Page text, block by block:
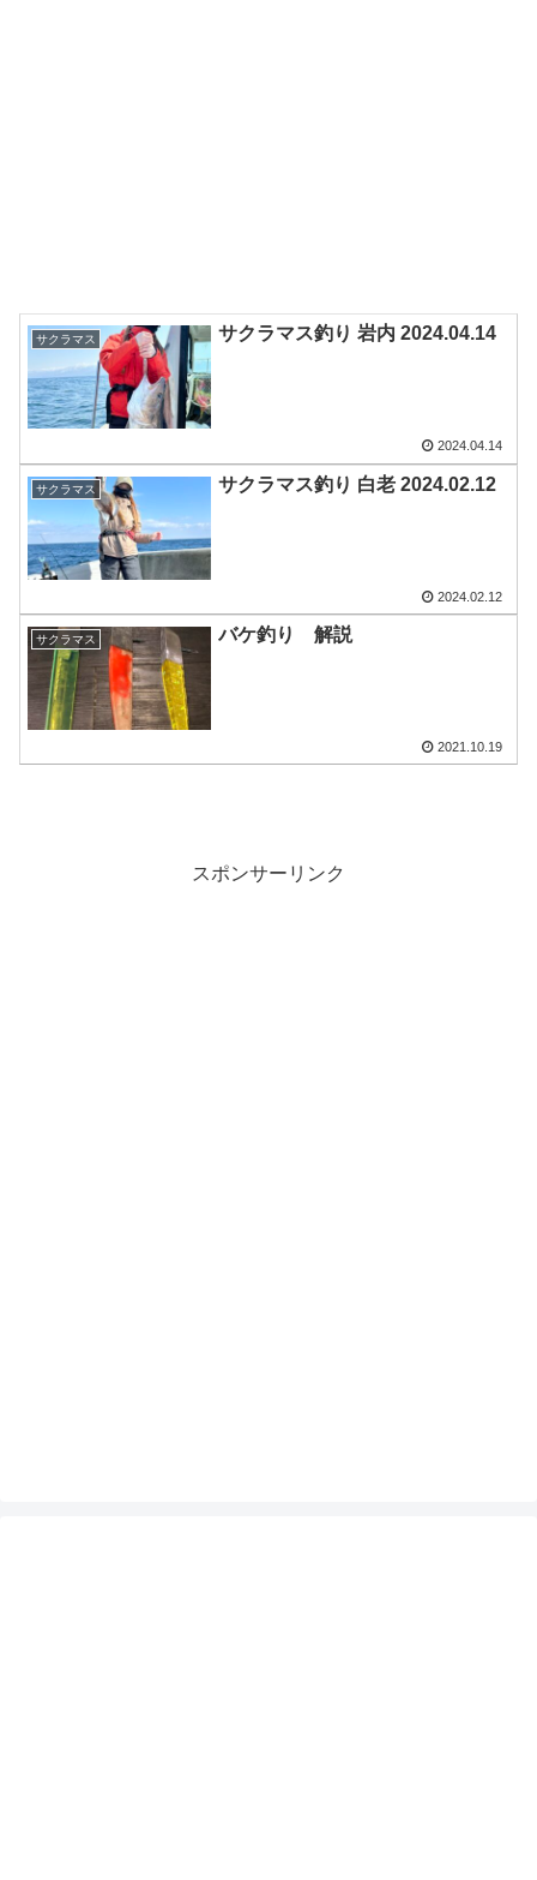
サクラマス サクラマス釣り 岩内 2024.04.14
2024.04.14
サクラマス サクラマス釣り 白老 2024.02.12
2024.02.12
サクラマス バケ釣り 解説
2021.10.19
スポンサーリンク